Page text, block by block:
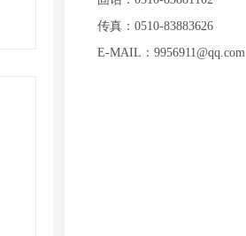
传真：0510-83883626
E-MAIL：9956911@qq.com